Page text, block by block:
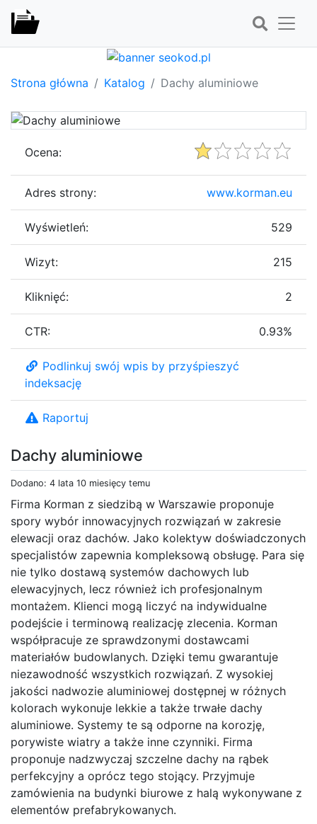
Strona główna Katalog Dachy aluminiowe
Dachy aluminiowe
Dodano: 4 lata 10 miesięcy temu
Firma Korman z siedzibą w Warszawie proponuje
spory wybór innowacyjnych rozwiązań w zakresie
elewacji oraz dachów. Jako kolektyw doświadczonych
specjalistów zapewnia kompleksową obsługę. Para się
nie tylko dostawą systemów dachowych lub
elewacyjnych, lecz również ich profesjonalnym
montażem. Klienci mogą liczyć na indywidualne
podejście i terminową realizację zlecenia. Korman
współpracuje ze sprawdzonymi dostawcami
materiałów budowlanych. Dzięki temu gwarantuje
niezawodność wszystkich rozwiązań. Z wysokiej
jakości nadwozie aluminiowej dostępnej w różnych
kolorach wykonuje lekkie a także trwałe dachy
aluminiowe. Systemy te są odporne na korozję,
porywiste wiatry a także inne czynniki. Firma
proponuje nadzwyczaj szczelne dachy na rąbek
perfekcyjny a oprócz tego stojący. Przyjmuje
zamówienia na budynki biurowe z halą wykonywane z
elementów prefabrykowanych.
Ocena:
Adres strony: www.korman.eu
Wyświetleń: 529
Wizyt: 215
Kliknięć: 2
CTR: 0.93%
Podlinkuj swój wpis by przyśpieszyć
indeksację
Raportuj